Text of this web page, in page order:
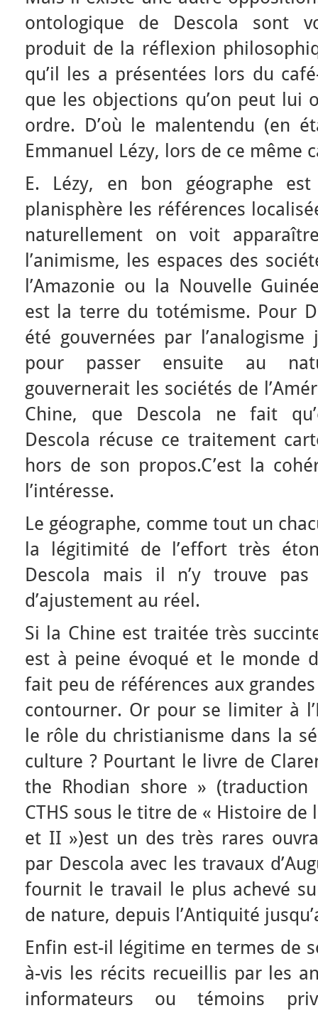
ontologique de Descola sont
produit de la réflexion
qu’il les a présentées lors du
que les objections qu’on peut lui
ordre. D’où le malentendu (en
Emmanuel Lézy, lors de ce même
E. Lézy, en bon géographe
planisphère les références
naturellement on voit
l’animisme, les espaces des
l’Amazonie ou la Nouvelle
est la terre du totémisme. Pour
été gouvernées par l’analogisme
pour passer ensuite au
gouvernerait les sociétés de
Chine, que Descola ne fait
Descola récuse ce traitement
hors de son propos.C’est la
l’intéresse.
Le géographe, comme tout un
la légitimité de l’effort très
Descola mais il n’y trouve
d’ajustement au réel.
Si la Chine est traitée très
est à peine évoqué et le monde
fait peu de références aux
contourner. Or pour se limiter à
le rôle du christianisme dans la
culture ? Pourtant le livre de
the Rhodian shore »
CTHS sous le titre de « Histoire de
et II »)est un des très rares
par Descola avec les travaux
fournit le travail le plus achevé
de nature, depuis l’Antiquité
Enfin est-il légitime en termes de
à-vis les récits recueillis par les
informateurs ou témoins